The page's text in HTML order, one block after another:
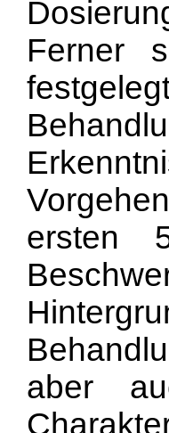
Ferner
ersten
aber